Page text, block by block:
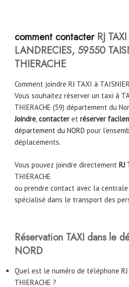
comment contacterRJ
LANDRECIES, 59550
THIERACHE
Comment joindre RJ TAXI à
Vous souhaitez réserver un taxi à
THIERACHE (59) département du
Joindre,contacteret réserver
département du NORD pour
déplacements.
Vous pouvez joindre directement RJ
THIERACHE
ou prendre contact avec la
spécialisé dans le transport des
Réservation TAXI dans le
NORD
Quel est le numéro de téléphone RJ
THIERACHE ?